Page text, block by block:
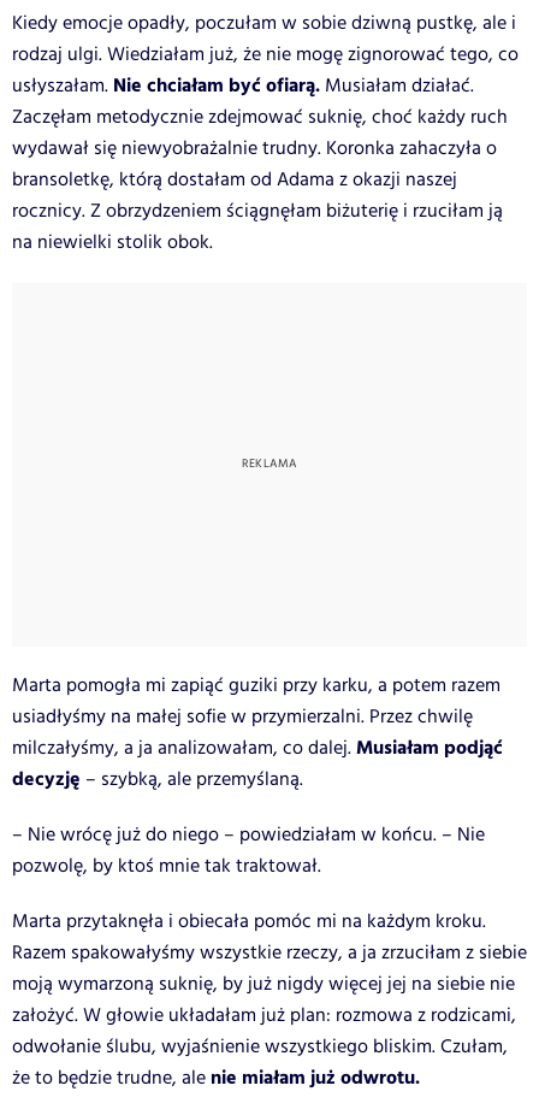
Kiedy emocje opadły, poczułam w sobie dziwną pustkę, ale i
rodzaj ulgi. Wiedziałam już, że nie mogę zignorować tego, co
usłyszałam. Nie chciałam być ofiarą. Musiałam działać.
Zaczęłam metodycznie zdejmować suknię, choć każdy ruch
wydawał się niewyobrażalnie trudny. Koronka zahaczyła o
bransoletkę, którą dostałam od Adama z okazji naszej
rocznicy. Z obrzydzeniem ściągnęłam biżuterię i rzuciłam ją
na niewielki stolik obok.
Marta pomogła mi zapiąć guziki przy karku, a potem razem
usiadłyśmy na małej sofie w przymierzalni. Przez chwilę
milczałyśmy, a ja analizowałam, co dalej.Musiałam podjąć
decyzję – szybką, ale przemyślaną.
– Nie wrócę już do niego – powiedziałam w końcu. – Nie
pozwolę, by ktoś mnie tak traktował.
Marta przytaknęła i obiecała pomóc mi na każdym kroku.
Razem spakowałyśmy wszystkie rzeczy, a ja zrzuciłam z siebie
moją wymarzoną suknię, by już nigdy więcej jej na siebie nie
założyć. W głowie układałam już plan: rozmowa z rodzicami,
odwołanie ślubu, wyjaśnienie wszystkiego bliskim. Czułam,
że to będzie trudne, ale nie miałam już odwrotu.